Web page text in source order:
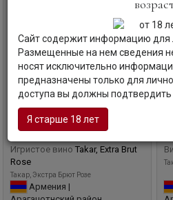
Игристое виноTakar, Extra Brut
Rose
Такар, Экстра Брют Розе
Армения |
Сайт содержит информацию для
Размещенные на нем сведения
носят исключительно
предназначены только для
доступа вы должны подтвердить
Я старше 18 лет